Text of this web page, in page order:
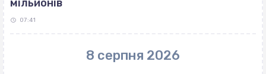
мільйонів
07:41
8 серпня 2026